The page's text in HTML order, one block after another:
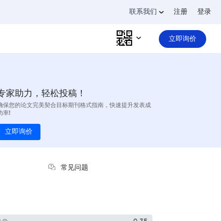
联系我们 注册 登录
立即询价
家助力，轻松投稿！
保您的论文完美契合目标期刊格式指南，快速提升发表成
率!
立即询价
常见问题